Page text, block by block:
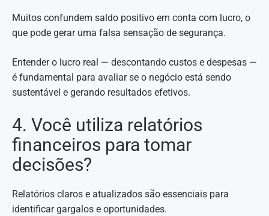
Muitos confundem saldo positivo em conta com lucro, o
que pode gerar uma falsa sensação de segurança.
Entender o lucro real — descontando custos e despesas —
é fundamental para avaliar se o negócio está sendo
sustentável e gerando resultados efetivos.
4. Você utiliza relatórios
financeiros para tomar
decisões?
Relatórios claros e atualizados são essenciais para
identificar gargalos e oportunidades.